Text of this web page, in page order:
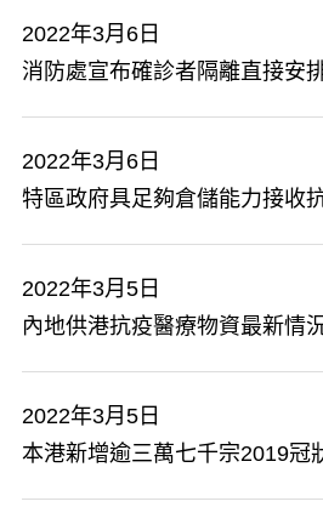
2022年3月6日
消防處宣布確診者隔離直接安
2022年3月6日
特區政府具足夠倉儲能力接收
2022年3月5日
內地供港抗疫醫療物資最新情
2022年3月5日
本港新增逾三萬七千宗2019冠